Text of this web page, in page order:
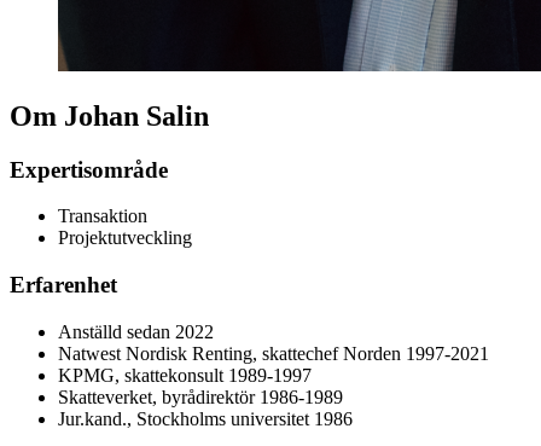
Om Johan Salin
Expertisområde
Transaktion
Projektutveckling
Erfarenhet
Anställd sedan 2022
Natwest Nordisk Renting, skattechef Norden 1997-2021
KPMG, skattekonsult 1989-1997
Skatteverket, byrådirektör 1986-1989
Jur.kand., Stockholms universitet 1986